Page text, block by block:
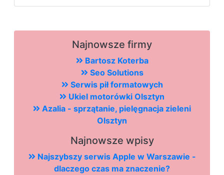
Najnowsze firmy
Bartosz Koterba
Seo Solutions
Serwis pił formatowych
Ukiel motorówki Olsztyn
Azalia - sprzątanie, pielęgnacja zieleni
Olsztyn
Najnowsze wpisy
Najszybszy serwis Apple w Warszawie -
dlaczego czas ma znaczenie?